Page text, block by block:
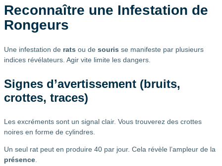
Reconnaître une Infestation de
Rongeurs
Une infestation de rats ou de souris se manifeste par plusieurs
indices révélateurs. Agir vite limite les dangers.
Signes d’avertissement (bruits,
crottes, traces)
Les excréments sont un signal clair. Vous trouverez des crottes
noires en forme de cylindres.
Un seul rat peut en produire 40 par jour. Cela révèle l’ampleur de la
présence